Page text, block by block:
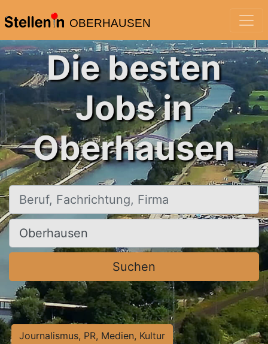
OBERHAUSEN
Die besten
Jobs in
Oberhausen
Beruf, Fachrichtung, Firma
Ort, Stadt
Suchen
Journalismus, PR, Medien, Kultur